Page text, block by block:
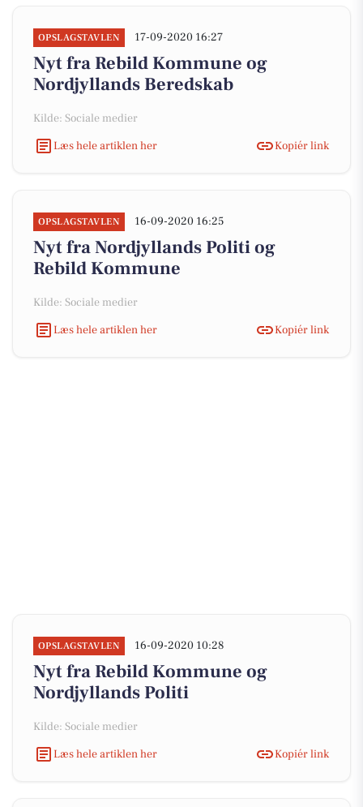
OPSLAGSTAVLEN 17-09-2020 16:27
Nyt fra Rebild Kommune og
Nordjyllands Beredskab
Kilde: Sociale medier
Læs hele artiklen her
Kopiér link
OPSLAGSTAVLEN 16-09-2020 16:25
Nyt fra Nordjyllands Politi og
Rebild Kommune
Kilde: Sociale medier
Læs hele artiklen her
Kopiér link
OPSLAGSTAVLEN 16-09-2020 10:28
Nyt fra Rebild Kommune og
Nordjyllands Politi
Kilde: Sociale medier
Læs hele artiklen her
Kopiér link